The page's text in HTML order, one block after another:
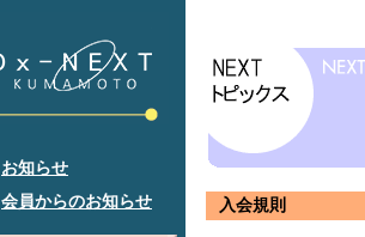
お知らせ
会員からのお知らせ
入会規則